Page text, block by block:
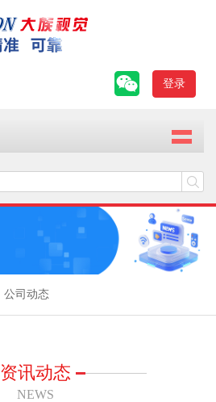
登录
公司动态
资讯动态
NEWS